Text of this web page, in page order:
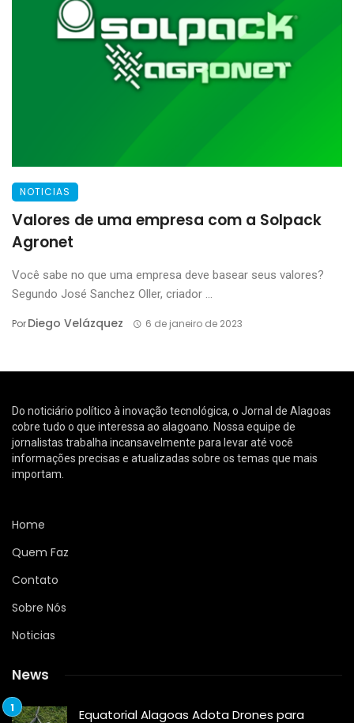
NOTICIAS
Valores de uma empresa com a Solpack
Agronet
Você sabe no que uma empresa deve basear seus valores?
Segundo José Sanchez Oller, criador ...
PorDiego Velázquez 6 de janeiro de 2023
Do noticiário político à inovação tecnológica, o Jornal de Alagoas
cobre tudo o que interessa ao alagoano. Nossa equipe de
jornalistas trabalha incansavelmente para levar até você
informações precisas e atualizadas sobre os temas que mais
importam.
Home
Quem Faz
Contato
Sobre Nós
Noticias
News
Equatorial Alagoas Adota Drones para